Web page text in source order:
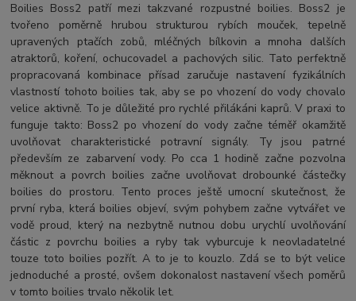
Boilies Boss2 patří mezi takzvané rozpustné boilies. Boss2 je
tvořeno poměrně hrubou strukturou rybích mouček, tepelně
upravených ptačích zobů, mléčných bílkovin a mnoha dalších
atraktorů, koření, ochucovadel a pachových silic. Tato perfektně
propracovaná kombinace přísad zaručuje nastavení fyzikálních
vlastností tohoto boilies tak, aby se po vhození do vody chovalo
velice aktivně. To je důležité pro rychlé přilákáni kaprů. V praxi to
funguje takto: Boss2 po vhození do vody začne téměř okamžitě
uvolňovat charakteristické potravní signály. Ty jsou patrné
především ze zabarvení vody. Po cca 1 hodině začne pozvolna
měknout a povrch boilies začne uvolňovat drobounké částečky
boilies do prostoru. Tento proces ještě umocní skutečnost, že
první ryba, která boilies objeví, svým pohybem začne vytvářet ve
vodě proud, který na nezbytně nutnou dobu urychlí uvolňování
částic z povrchu boilies a ryby tak vyburcuje k neovladatelné
touze toto boilies pozřít. A to je to kouzlo. Zdá se to být velice
jednoduché a prosté, ovšem dokonalost nastavení všech poměrů
v tomto boilies trvalo několik let.